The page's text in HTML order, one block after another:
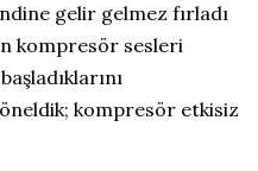
gelir gelmez fırladı
kompresör sesleri
kompresör etkisiz